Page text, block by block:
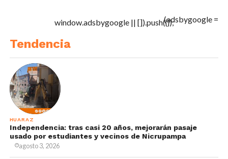
(adsbygoogle =
window.adsbygoogle || []).push({});
Tendencia
HUARAZ
Independencia: tras casi 20 años, mejorarán pasaje
usado por estudiantes y vecinos de Nicrupampa
agosto 3, 2026